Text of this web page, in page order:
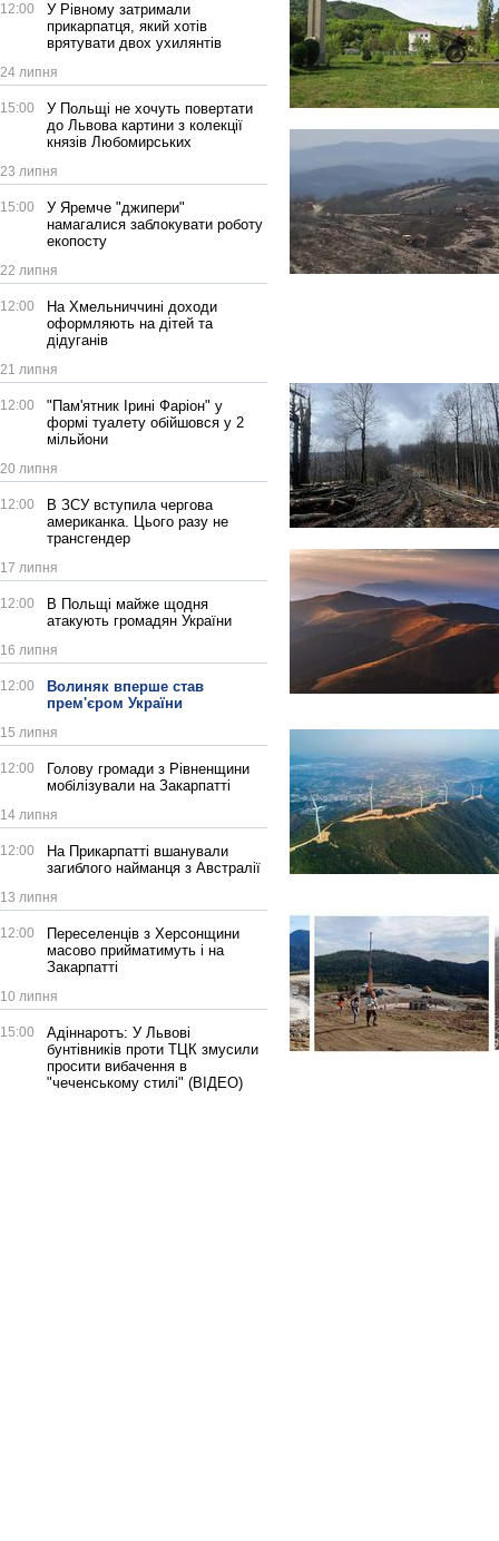
12:00
У Рівному затримали
прикарпатця, який хотів
врятувати двох ухилянтів
24 липня
15:00
У Польщі не хочуть повертати
до Львова картини з колекції
князів Любомирських
23 липня
15:00
У Яремче "джипери"
намагалися заблокувати роботу
екопосту
22 липня
12:00
На Хмельниччині доходи
оформляють на дітей та
дідуганів
21 липня
12:00
"Пам'ятник Ірині Фаріон" у
формі туалету обійшовся у 2
мільйони
20 липня
12:00
В ЗСУ вступила чергова
американка. Цього разу не
трансгендер
17 липня
12:00
В Польщі майже щодня
атакують громадян України
16 липня
12:00
Волиняк вперше став
прем'єром України
15 липня
12:00
Голову громади з Рівненщини
мобілізували на Закарпатті
14 липня
12:00
На Прикарпатті вшанували
загиблого найманця з Австралії
13 липня
12:00
Переселенців з Херсонщини
масово прийматимуть і на
Закарпатті
10 липня
15:00
Адіннаротъ: У Львові
бунтівників проти ТЦК змусили
просити вибачення в
"чеченському стилі" (ВІДЕО)